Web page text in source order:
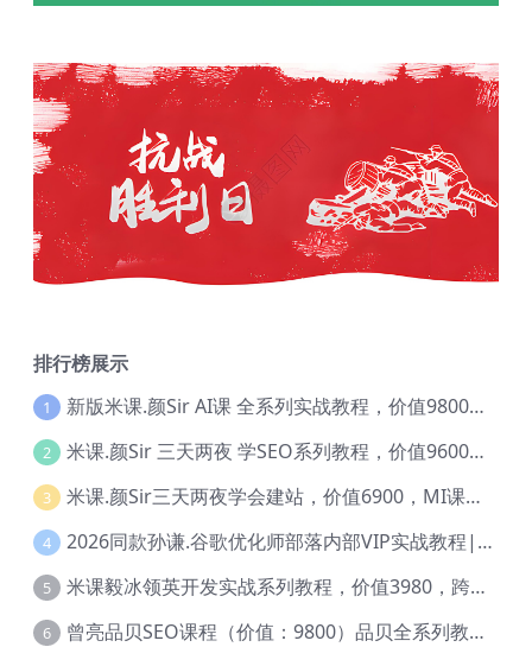
排行榜展示
1 新版米课.颜Sir AI课 全系列实战教程，价值9800，跨境首选！【Ag-0052】
2 米课.颜Sir 三天两夜 学SEO系列教程，价值9600元，跨境人都在学 【Ag-0056】
3 米课.颜Sir三天两夜学会建站，价值6900，MI课甄选课程 【Ag-0055】
4 2026同款孙谦.谷歌优化师部落内部VIP实战教程|价值4999元全网独家解码（官方报名版本）【@034】
5 米课毅冰领英开发实战系列教程，价值3980，跨境必选【Ag-0049】
6 曾亮品贝SEO课程（价值：9800）品贝全系列教程 【Ab-0022】